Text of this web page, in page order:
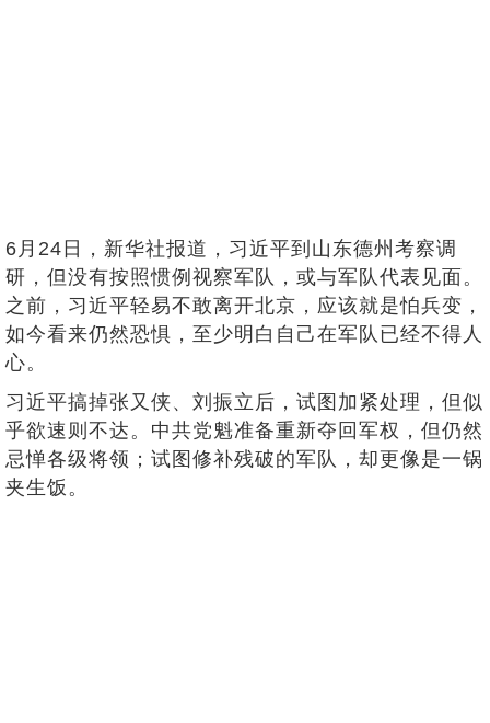
6月24日，新华社报道，习近平到山东德州考察调
研，但没有按照惯例视察军队，或与军队代表见面。
之前，习近平轻易不敢离开北京，应该就是怕兵变，
如今看来仍然恐惧，至少明白自己在军队已经不得人
心。
习近平搞掉张又侠、刘振立后，试图加紧处理，但似
乎欲速则不达。中共党魁准备重新夺回军权，但仍然
忌惮各级将领；试图修补残破的军队，却更像是一锅
夹生饭。